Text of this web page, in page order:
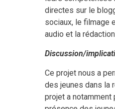
directes sur le
sociaux, le filmage
audio et la
Discussion/
Ce projet nous a
des jeunes dans la
projet a